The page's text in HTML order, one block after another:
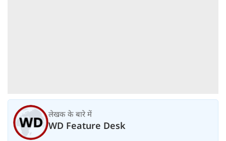
लेखक के बारे में
WD Feature Desk